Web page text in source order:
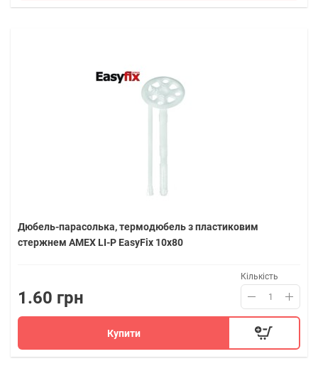
Дюбель-парасолька, термодюбель з пластиковим
стержнем AMEX LI-P EasyFix 10х80
1.60 грн
Кількість
Купити